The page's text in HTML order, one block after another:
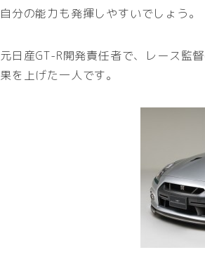
自分の能力も発揮しやすいでしょう。
元日産GT-R開発責任者で、レース監
果を上げた一人です。